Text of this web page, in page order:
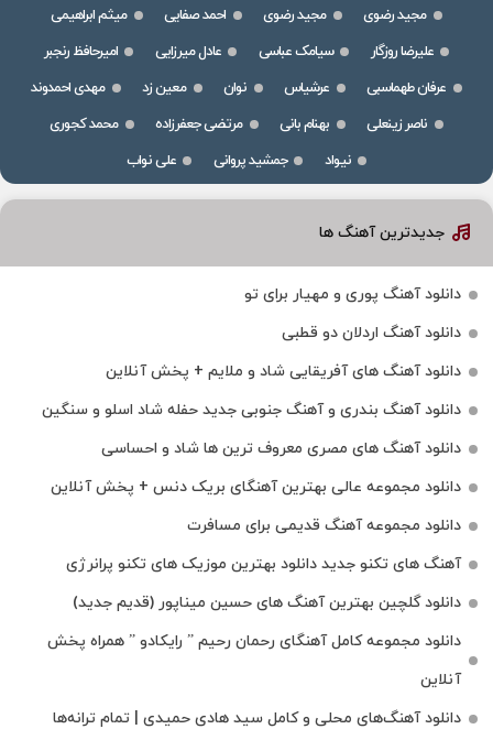
مجید رضوی مجید رضوی احمد صفایی
میثم ابراهیمی
علیرضا روزگار
سیامک عباسی عادل میرزایی
امیرحافظ رنجبر
عرفان طهماسبی
عرشیاس نوان معین زد
مهدی احمدوند
ناصر زینعلی
بهنام بانی مرتضی جعفرزاده
محمد کجوری
نیواد
جمشید پروانی علی نواب
جدیدترین آهنگ ها
دانلود آهنگ پوری و مهیار برای تو
دانلود آهنگ اردلان دو قطبی
دانلود آهنگ های آفریقایی شاد و ملایم + پخش آنلاین
دانلود آهنگ بندری و آهنگ جنوبی جدید حفله شاد اسلو و سنگین
دانلود آهنگ های مصری معروف ترین ها شاد و احساسی
دانلود مجموعه عالی بهترین آهنگای بریک دنس + پخش آنلاین
دانلود مجموعه آهنگ قدیمی برای مسافرت
آهنگ های تکنو جدید دانلود بهترین موزیک های تکنو پرانرژی
دانلود گلچین بهترین آهنگ های حسین میناپور (قدیم جدید)
دانلود مجموعه کامل آهنگای رحمان رحیم ” رایکادو ” همراه پخش
آنلاین
دانلود آهنگ‌های محلی و کامل سید هادی حمیدی | تمام ترانه‌ها